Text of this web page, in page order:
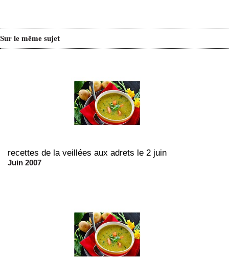
Sur le même sujet
recettes de la veillées aux adrets le 2 juin
Juin 2007